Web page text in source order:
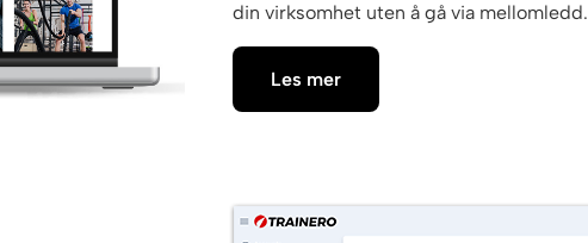
din virksomhet uten å gå via mellomledd.
Les mer